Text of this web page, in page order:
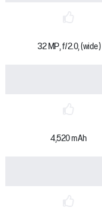
32 MP, f/2.0, (wide)
4,520 mAh